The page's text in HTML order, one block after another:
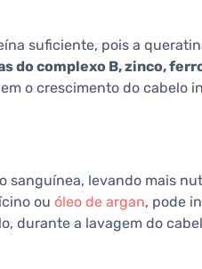
suficiente, pois a
do complexo B, zinco,
o crescimento do cabelo
sanguínea, levando mais
ou óleo de argan, pode
durante a lavagem do